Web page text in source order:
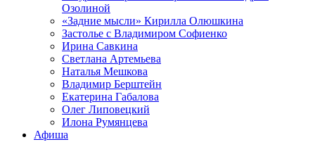
Озолиной
«Задние мысли» Кирилла Олюшкина
Застолье с Владимиром Софиенко
Ирина Савкина
Светлана Артемьева
Наталья Мешкова
Владимир Берштейн
Екатерина Габалова
Олег Липовецкий
Илона Румянцева
Афиша